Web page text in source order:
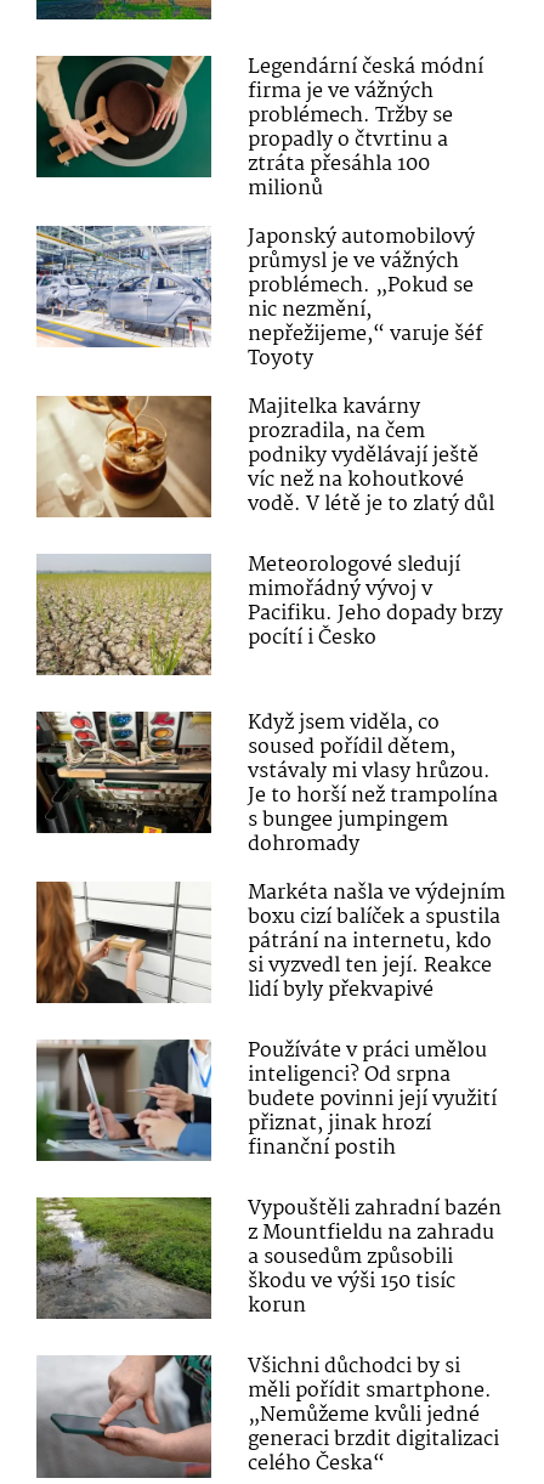
Legendární česká módní
firma je ve vážných
problémech. Tržby se
propadly o čtvrtinu a
ztráta přesáhla 100
milionů
Japonský automobilový
průmysl je ve vážných
problémech. „Pokud se
nic nezmění,
nepřežijeme,“ varuje šéf
Toyoty
Majitelka kavárny
prozradila, na čem
podniky vydělávají ještě
víc než na kohoutkové
vodě. V létě je to zlatý důl
Meteorologové sledují
mimořádný vývoj v
Pacifiku. Jeho dopady brzy
pocítí i Česko
Když jsem viděla, co
soused pořídil dětem,
vstávaly mi vlasy hrůzou.
Je to horší než trampolína
s bungee jumpingem
dohromady
Markéta našla ve výdejním
boxu cizí balíček a spustila
pátrání na internetu, kdo
si vyzvedl ten její. Reakce
lidí byly překvapivé
Používáte v práci umělou
inteligenci? Od srpna
budete povinni její využití
přiznat, jinak hrozí
finanční postih
Vypouštěli zahradní bazén
z Mountfieldu na zahradu
a sousedům způsobili
škodu ve výši 150 tisíc
korun
Všichni důchodci by si
měli pořídit smartphone.
„Nemůžeme kvůli jedné
generaci brzdit digitalizaci
celého Česka“